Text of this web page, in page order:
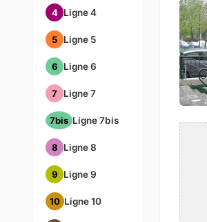
4 Ligne 4
5 Ligne 5
6 Ligne 6
7 Ligne 7
7bis Ligne 7bis
8 Ligne 8
9 Ligne 9
10 Ligne 10